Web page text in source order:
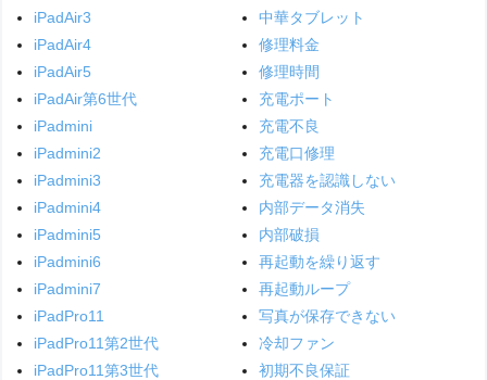
iPadAir3
iPadAir4
iPadAir5
iPadAir第6世代
iPadmini
iPadmini2
iPadmini3
iPadmini4
iPadmini5
iPadmini6
iPadmini7
iPadPro11
iPadPro11第2世代
iPadPro11第3世代
中華タブレット
修理料金
修理時間
充電ポート
充電不良
充電口修理
充電器を認識しない
内部データ消失
内部破損
再起動を繰り返す
再起動ループ
写真が保存できない
冷却ファン
初期不良保証